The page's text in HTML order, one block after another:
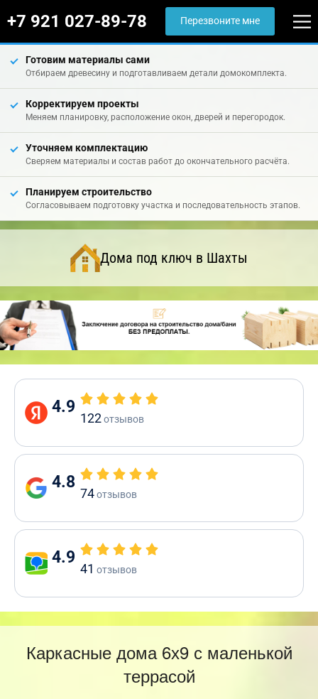
+7 921 027-89-78 Перезвоните мне
Готовим материалы сами
Отбираем древесину и подготавливаем детали домокомплекта.
Корректируем проекты
Меняем планировку, расположение окон, дверей и перегородок.
Уточняем комплектацию
Сверяем материалы и состав работ до окончательного расчёта.
Планируем строительство
Согласовываем подготовку участка и последовательность этапов.
Дома под ключ в Шахты
4.9
122отзывов
4.8
74отзывов
4.9
41 отзывов
Каркасные дома 6х9 с маленькой
террасой